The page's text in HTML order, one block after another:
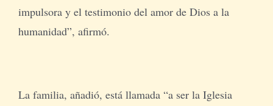
impulsora y el testimonio del amor de Dios a la
humanidad”, afirmó.
La familia, añadió, está llamada “a ser la Iglesia